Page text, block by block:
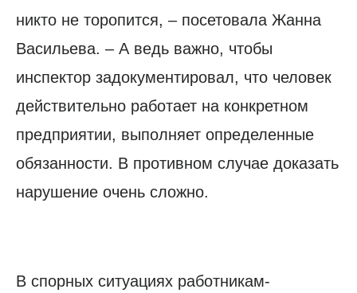
никто не торопится, – посетовала Жанна
Васильева. – А ведь важно, чтобы
инспектор задокументировал, что человек
действительно работает на конкретном
предприятии, выполняет определенные
обязанности. В противном случае доказать
нарушение очень сложно.
В спорных ситуациях работникам-